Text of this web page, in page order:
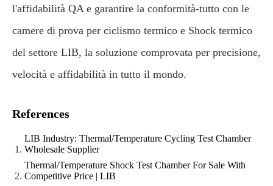
l'affidabilità QA e garantire la conformità-tutto con le
camere di prova per ciclismo termico e Shock termico
del settore LIB, la soluzione comprovata per precisione,
velocità e affidabilità in tutto il mondo.
References
LIB Industry: Thermal/Temperature Cycling Test Chamber
Wholesale Supplier
Thermal/Temperature Shock Test Chamber For Sale With
Competitive Price | LIB